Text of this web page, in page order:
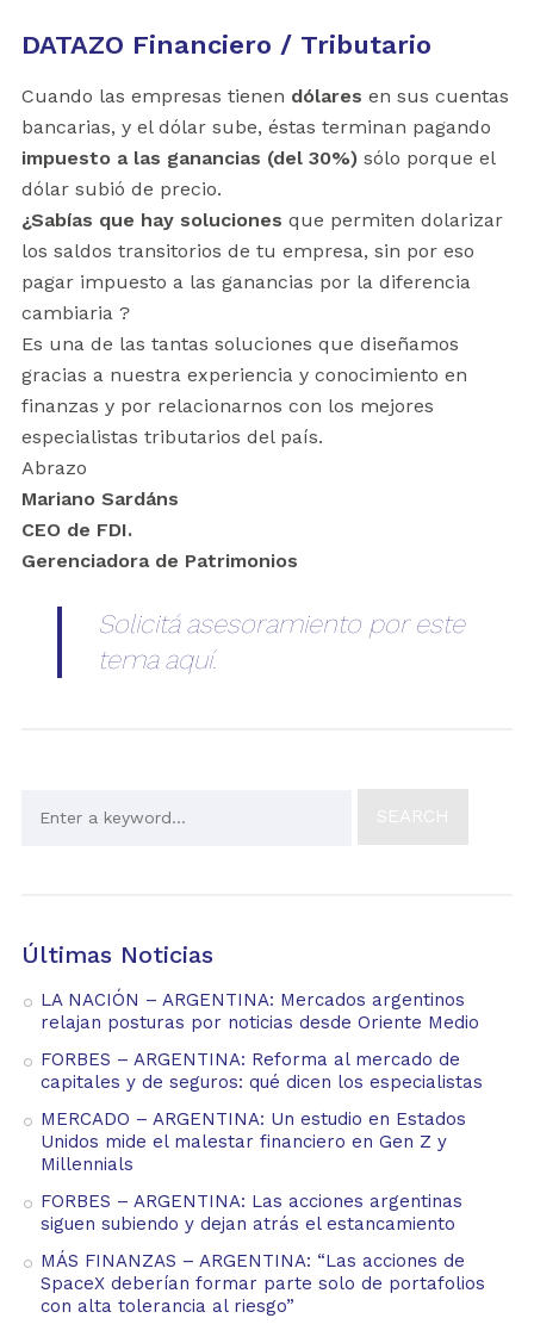
DATAZO Financiero / Tributario
Cuando las empresas tienen dólares en sus cuentas
bancarias, y el dólar sube, éstas terminan pagando
impuesto a las ganancias (del 30%)sólo porque el
dólar subió de precio.
¿Sabías que hay soluciones que permiten dolarizar
los saldos transitorios de tu empresa, sin por eso
pagar impuesto a las ganancias por la diferencia
cambiaria ?
Es una de las tantas soluciones que diseñamos
gracias a nuestra experiencia y conocimiento en
finanzas y por relacionarnos con los mejores
especialistas tributarios del país.
Abrazo
Mariano Sardáns
CEO de FDI.
Gerenciadora de Patrimonios
Solicitá asesoramiento por este
tema aquí.
Últimas Noticias
LA NACIÓN – ARGENTINA: Mercados argentinos
relajan posturas por noticias desde Oriente Medio
FORBES – ARGENTINA: Reforma al mercado de
capitales y de seguros: qué dicen los especialistas
MERCADO – ARGENTINA: Un estudio en Estados
Unidos mide el malestar financiero en Gen Z y
Millennials
FORBES – ARGENTINA: Las acciones argentinas
siguen subiendo y dejan atrás el estancamiento
MÁS FINANZAS – ARGENTINA: “Las acciones de
SpaceX deberían formar parte solo de portafolios
con alta tolerancia al riesgo”